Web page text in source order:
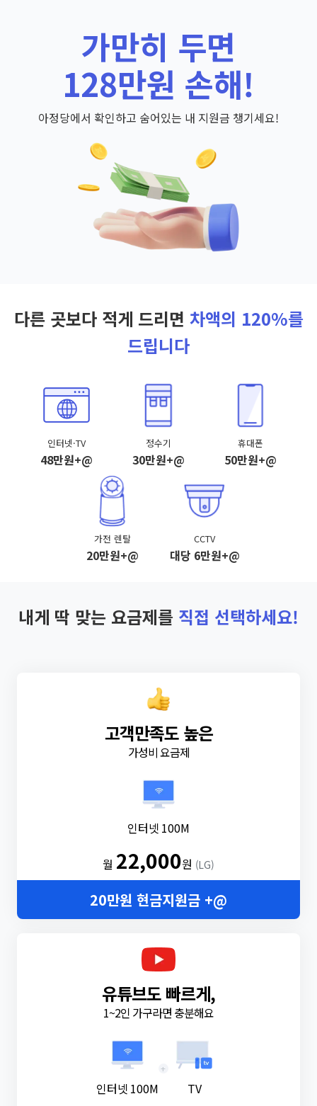
가만히 두면
128만원 손해!
아정당에서 확인하고 숨어있는 내 지원금 챙기세요!
다른 곳보다 적게 드리면 차액의 120%를
드립니다
인터넷·TV
48만원+@
정수기
30만원+@
휴대폰
50만원+@
가전 렌탈
20만원+@
CCTV
대당 6만원+@
내게 딱 맞는 요금제를 직접 선택하세요!
고객만족도 높은
가성비 요금제
인터넷 100M
월 22,000원 (LG)
20만원 현금지원금 +@
유튜브도 빠르게,
1~2인 가구라면 충분해요
인터넷 100M
+
TV